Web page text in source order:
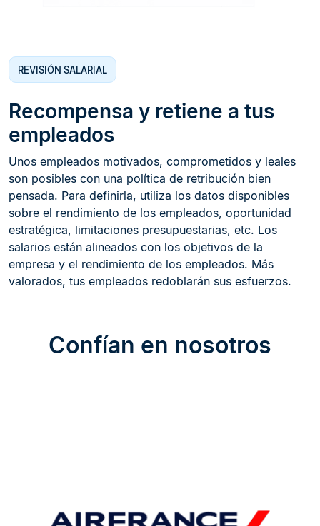
REVISIÓN SALARIAL
Recompensa y retiene a tus
empleados
Unos empleados motivados, comprometidos y leales
son posibles con una política de retribución bien
pensada. Para definirla, utiliza los datos disponibles
sobre el rendimiento de los empleados, oportunidad
estratégica, limitaciones presupuestarias, etc. Los
salarios están alineados con los objetivos de la
empresa y el rendimiento de los empleados. Más
valorados, tus empleados redoblarán sus esfuerzos.
Confían en nosotros